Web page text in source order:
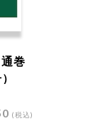
巻
(税込)